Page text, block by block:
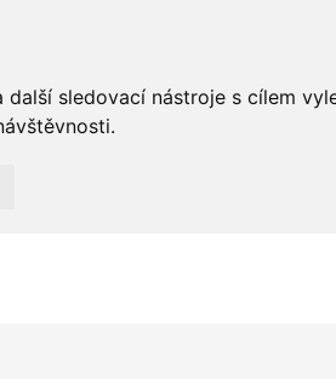
sledovací nástroje s cílem